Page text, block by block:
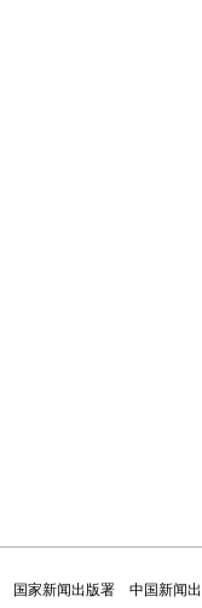
国家新闻出版署
中国新闻